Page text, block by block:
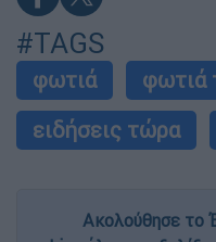
#TAGS
φωτιά
φωτιά
ειδήσεις τώρα
Ακολούθησε το